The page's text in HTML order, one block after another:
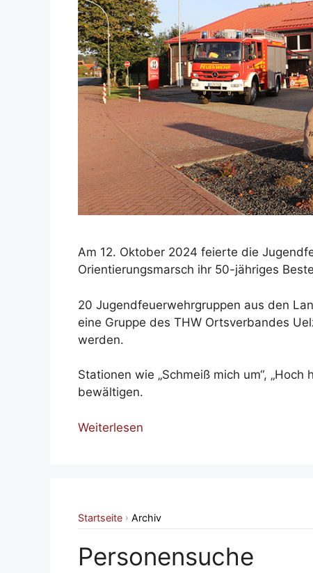
Am 12. Oktober 2024 feierte die
Orientierungsmarsch ihr 50-jähriges
20 Jugendfeuerwehrgruppen aus den
eine Gruppe des THW Ortsverbandes
werden.
Stationen wie „Schmeiß mich um“, „Hoch
bewältigen.
Weiterlesen
Startseite › Archiv
Personensuche